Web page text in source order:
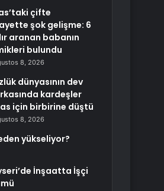
çifte
şok gelişme: 6
aranan babanın
bulundu
8, 2026
dünyasının dev
kardeşler
için birbirine düştü
8, 2026
yükseliyor?
İnşaatta İşçi